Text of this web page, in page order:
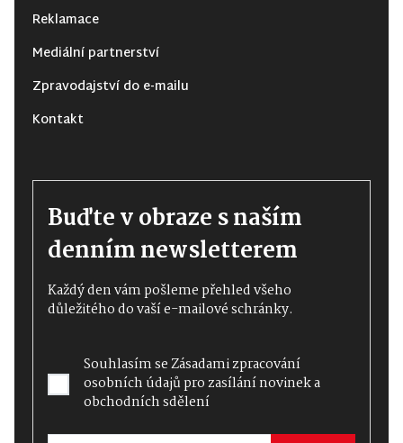
Reklamace
Mediální partnerství
Zpravodajství do e-mailu
Kontakt
Buďte v obraze s naším
denním newsletterem
Každý den vám pošleme přehled všeho
důležitého do vaší e-mailové schránky.
Souhlasím seZásadami zpracování
osobních údajůpro zasílání novinek a
obchodních sdělení